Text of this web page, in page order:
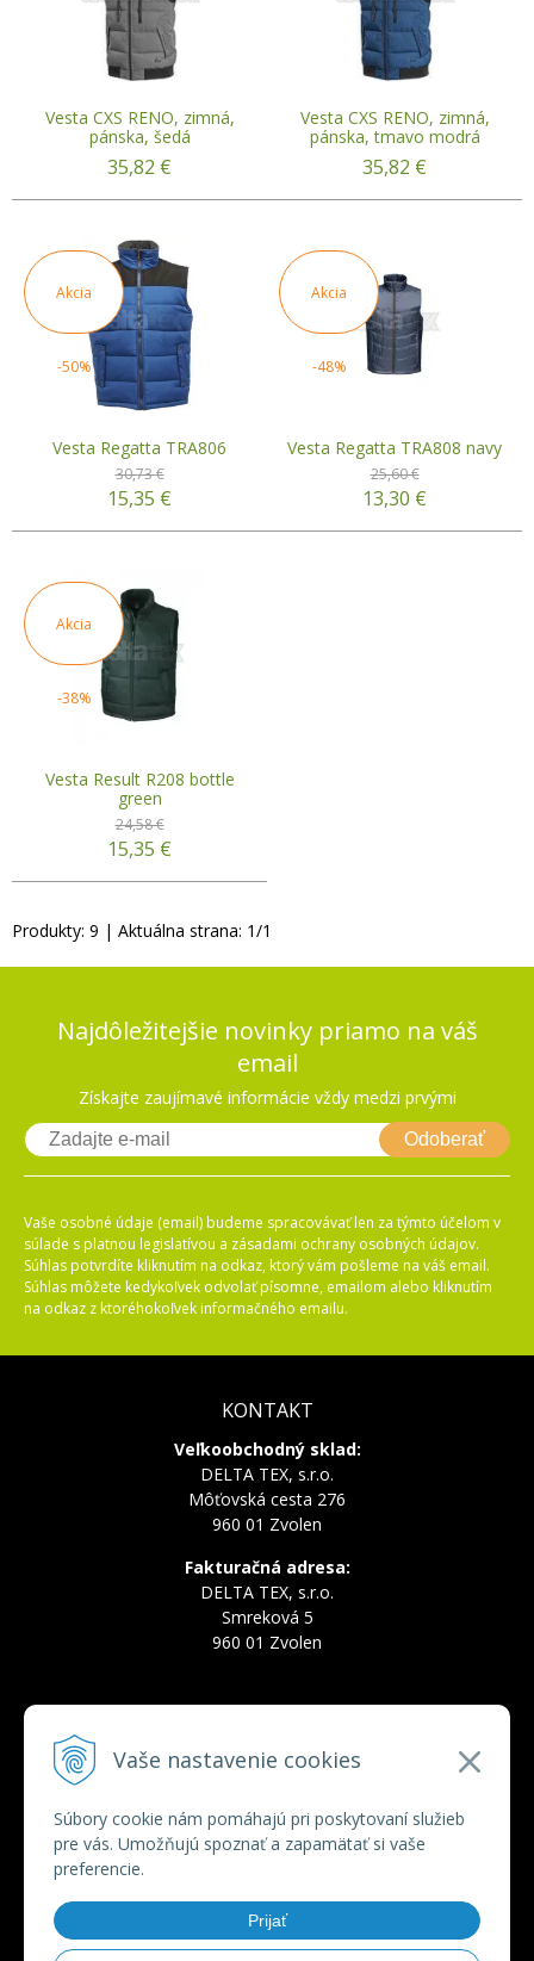
Vaše nastavenie cookies
Súbory cookie nám pomáhajú pri poskytovaní služieb
pre vás. Umožňujú spoznať a zapamätať si vaše
preferencie.
Prijať
Vesta CXS RENO, zimná,
pánska, šedá
35,82 €
Vesta CXS RENO, zimná,
pánska, tmavo modrá
35,82 €
Akcia
-50%
Vesta Regatta TRA806
30,73 €
15,35 €
Akcia
-48%
Vesta Regatta TRA808 navy
25,60 €
13,30 €
Akcia
-38%
Vesta Result R208 bottle
green
24,58 €
15,35 €
Produkty: 9 | Aktuálna strana: 1/1
Najdôležitejšie novinky priamo na váš
email
Získajte zaujímavé informácie vždy medzi prvými
Odoberať
Vaše osobné údaje (email) budeme spracovávať len za týmto účelom v
súlade s platnou legislatívou a zásadami ochrany osobných údajov.
Súhlas potvrdíte kliknutím na odkaz, ktorý vám pošleme na váš email.
Súhlas môžete kedykoľvek odvolať písomne, emailom alebo kliknutím
na odkaz z ktoréhokoľvek informačného emailu.
KONTAKT
Veľkoobchodný sklad:
DELTA TEX, s.r.o.
Môťovská cesta 276
960 01 Zvolen
Fakturačná adresa:
DELTA TEX, s.r.o.
Smreková 5
960 01 Zvolen
Tel.:+421 910 228 822
E-mail: deltatex@deltatex.sk
VŠETKO O NÁKUPE
Obchodné podmienky